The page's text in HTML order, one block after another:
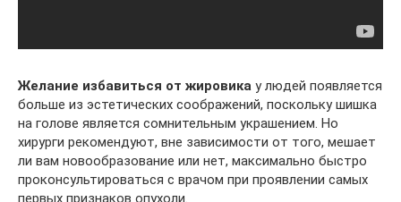
Желание избавиться от жировика у людей появляется
больше из эстетических соображений, поскольку шишка
на голове является сомнительным украшением. Но
хирурги рекомендуют, вне зависимости от того, мешает
ли вам новообразование или нет, максимально быстро
проконсультироваться с врачом при проявлении самых
первых признаков опухоли.